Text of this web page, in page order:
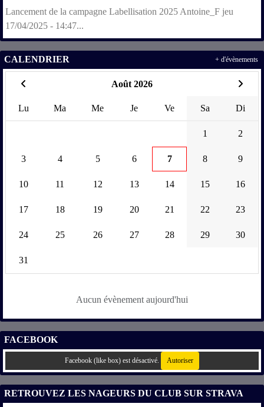
Lancement de la campagne Labellisation 2025 Antoine_F jeu
17/04/2025 - 14:47...
CALENDRIER
Août 2026
Lu Ma Me Je Ve Sa Di
1 2
3 4 5 6 7 8 9
10 11 12 13 14 15 16
17 18 19 20 21 22 23
24 25 26 27 28 29 30
31
Aucun évènement aujourd'hui
+ d'évènements
FACEBOOK
Facebook (like box) est désactivé. Autoriser
RETROUVEZ LES NAGEURS DU CLUB SUR STRAVA